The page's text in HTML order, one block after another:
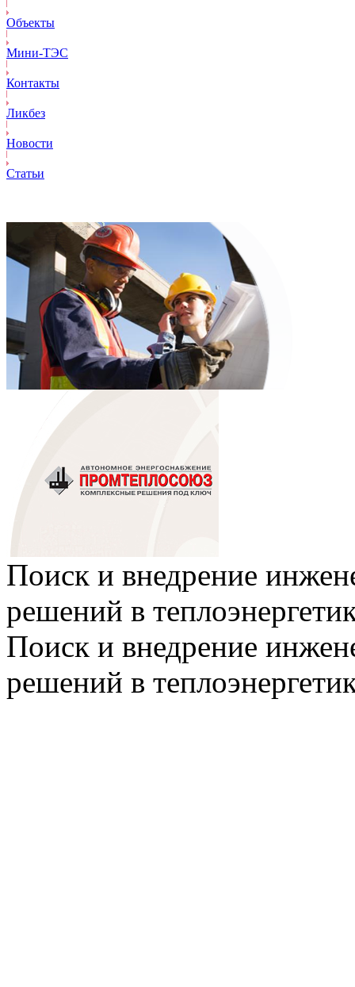
Объекты
Mини-ТЭС
Контакты
Ликбез
Новости
Статьи
Поиск и внедрение
решений в
Поиск и внедрение
решений в